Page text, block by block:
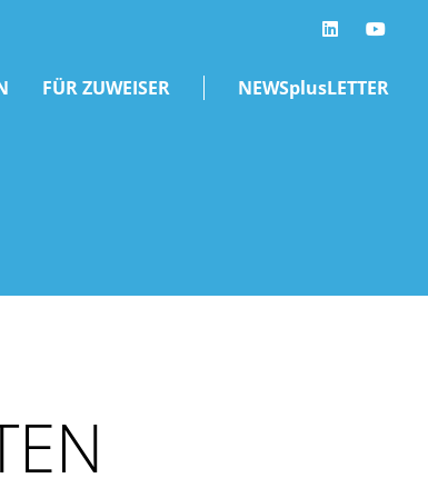
LinkedIn
FÜR ZUWEISER NEWSplusLETTER